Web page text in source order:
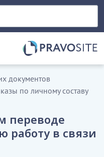
документов
по личному составу
переводе
работу в связи